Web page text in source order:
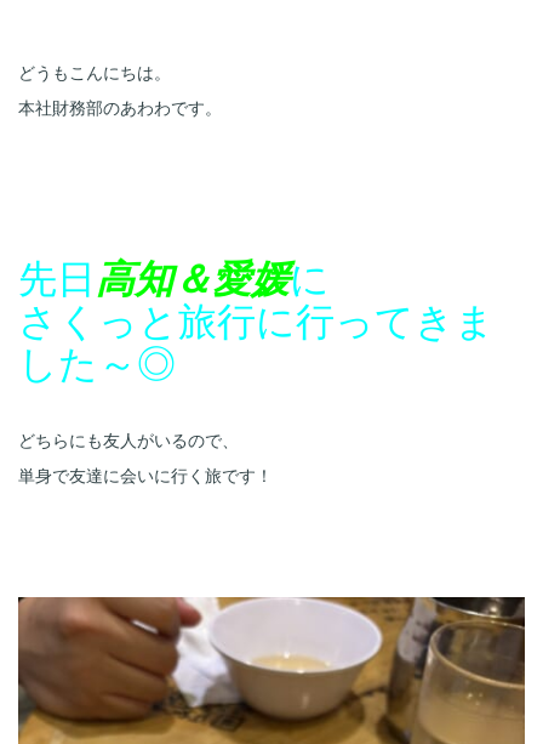
どうもこんにちは。
本社財務部のあわわです。
先日 高知＆愛媛に
さくっと旅行に行ってきま
どちらにも友人がいるので、
単身で友達に会いに行く旅です！